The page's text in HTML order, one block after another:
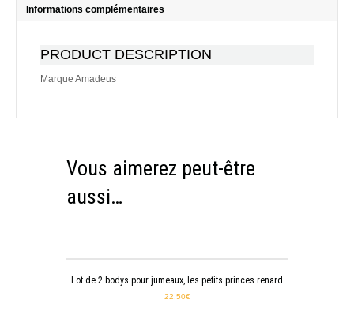
Informations complémentaires
PRODUCT DESCRIPTION
Marque Amadeus
Vous aimerez peut-être
aussi…
Lot de 2 bodys pour jumeaux, les petits princes renard
22,50€